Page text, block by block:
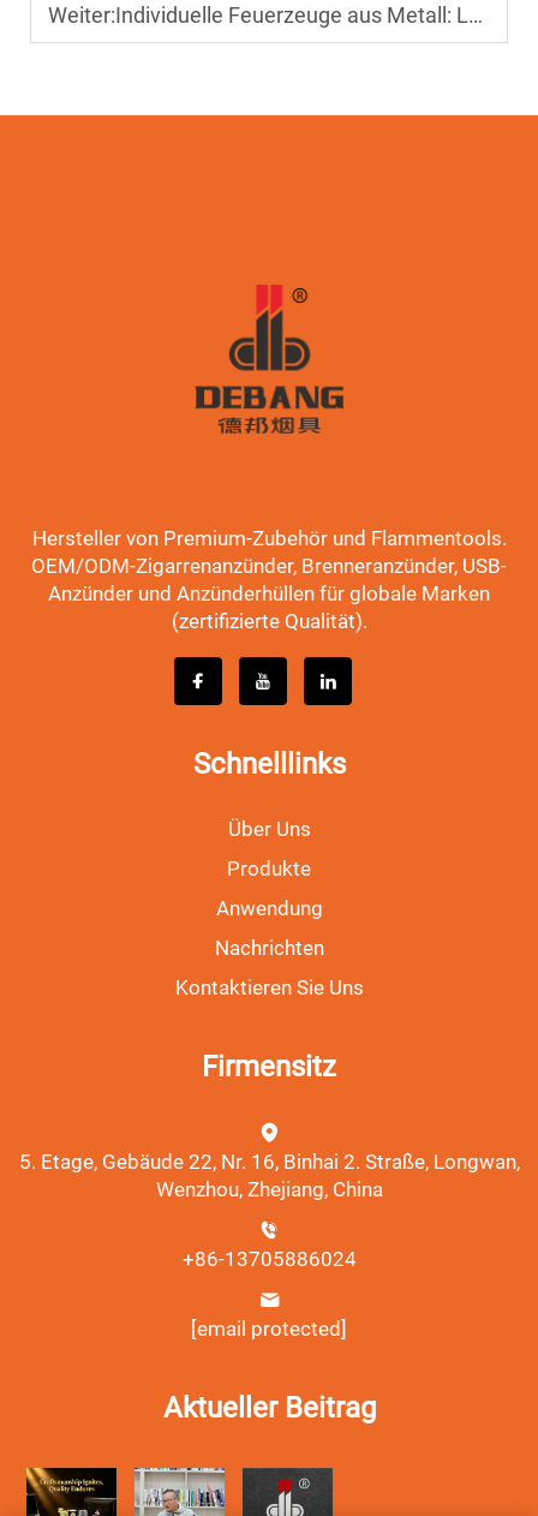
Weiter:Individuelle Feuerzeuge aus Metall: Langlebige und stilvolle Optionen für Großbestellungen
Hersteller von Premium-Zubehör und Flammentools.
OEM/ODM-Zigarrenanzünder, Brenneranzünder, USB-
Anzünder und Anzünderhüllen für globale Marken
(zertifizierte Qualität).
Schnelllinks
Über Uns
Produkte
Anwendung
Nachrichten
Kontaktieren Sie Uns
Firmensitz
5. Etage, Gebäude 22, Nr. 16, Binhai 2. Straße, Longwan,
Wenzhou, Zhejiang, China
+86-13705886024
[email protected]
Aktueller Beitrag